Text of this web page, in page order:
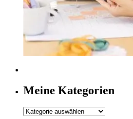
Meine Kategorien
Meine